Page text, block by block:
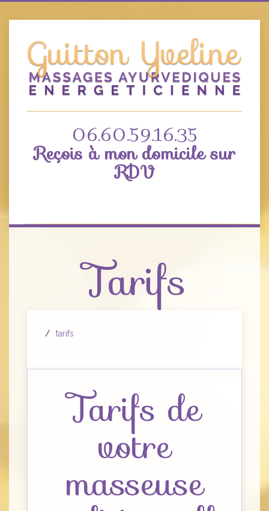
06.60.59.16.35
Reçois à mon domicile sur
RDV
Tarifs
tarifs
Tarifs de
votre
masseuse